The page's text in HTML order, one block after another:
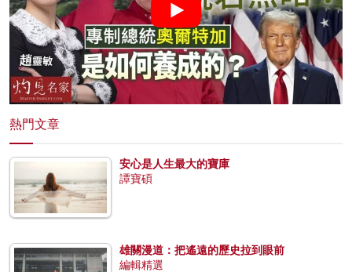
熱門文章
安心是人生最大的寶庫
譚寶碩
雄關漫道：把遙遠的歷史拉到眼前
編輯精選